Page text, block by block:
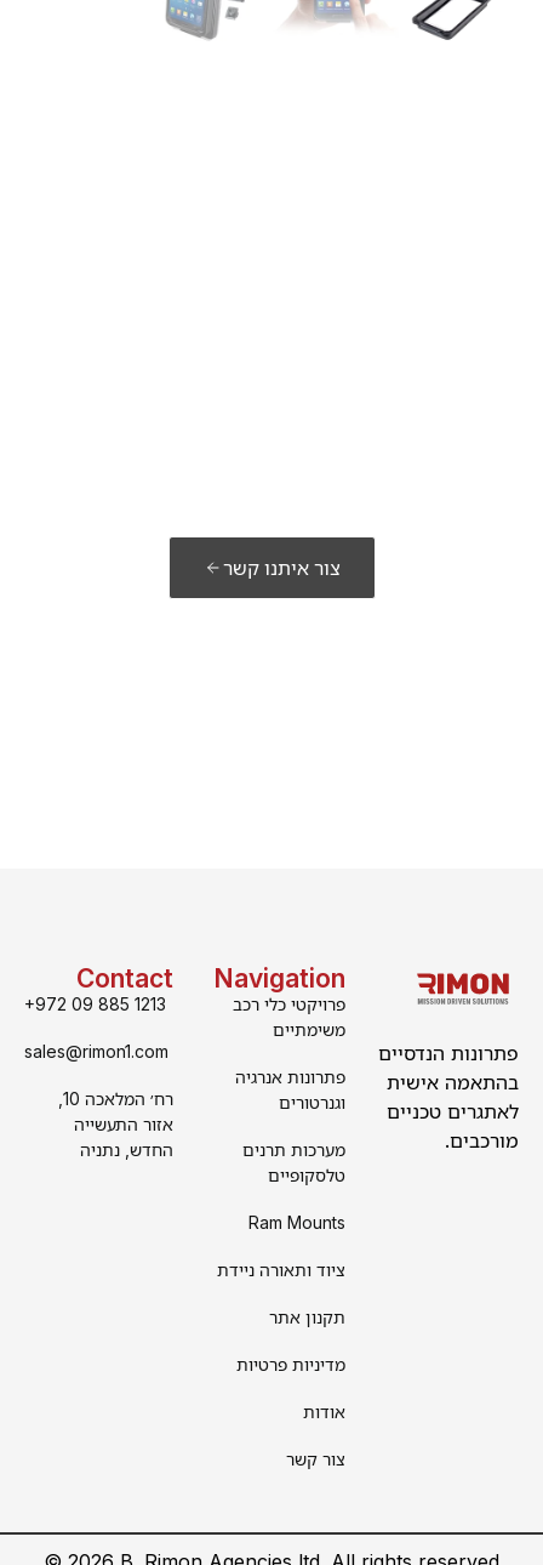
צור איתנו קשר
Contact
+972 09 885 1213
sales@rimon1.com
אזור התעשייה
החדש, נתניה
Navigation
פרויקטי כלי רכב
משימתיים
פתרונות אנרגיה
וגנרטורים
מערכות תרנים
טלסקופיים
Ram Mounts
ציוד ותאורה ניידת
תקנון אתר
מדיניות פרטיות
אודות
צור קשר
פתרונות הנדסיים
בהתאמה אישית
לאתגרים טכניים
מורכבים.